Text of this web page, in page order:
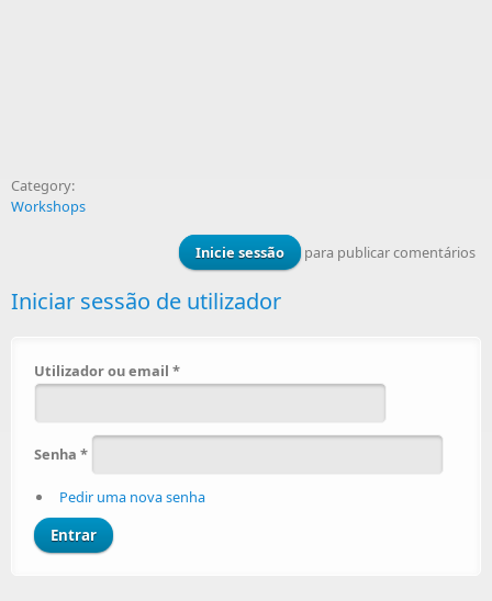
Category:
Workshops
Inicie sessão para publicar comentários
Iniciar sessão de utilizador
Utilizador ou email *
Senha *
Pedir uma nova senha